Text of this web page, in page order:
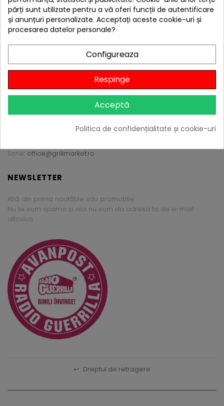
MAGAZIN & DEPOZIT
HOMEFIT SRL RO24842480
Șoseaua Gheorghe Ionescu-Sisești nr. 226
Sector 1, București, CP 013824
Adresă depozit:
Olympia Logistic Center
Glina, Ilfov, CP 077105
Scrie: office@grillmarket.ro
NEWSLETTER
Află din prima noutățile sau promoțiile.
Nu te vom spama și nici nu vom da adresa ta de e-mail
altcuiva.
↩ Dreptul de retragere
părți sunt utilizate pentru a vă oferi funcții de autentificare
și anunțuri personalizate. Acceptați aceste cookie-uri și
procesarea datelor personale?
Configureaza
Respinge
Acceptă
Politica de confidențialitate și cookie-uri